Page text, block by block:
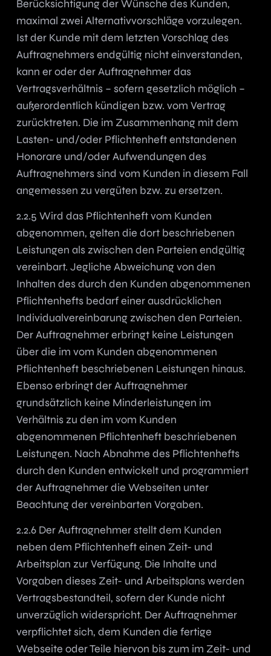
Berücksichtigung der Wünsche des Kunden,
maximal zwei Alternativvorschläge vorzulegen.
Ist der Kunde mit dem letzten Vorschlag des
Auftragnehmers endgültig nicht einverstanden,
kann er oder der Auftragnehmer das
Vertragsverhältnis – sofern gesetzlich möglich –
außerordentlich kündigen bzw. vom Vertrag
zurücktreten. Die im Zusammenhang mit dem
Lasten- und/oder Pflichtenheft entstandenen
Honorare und/oder Aufwendungen des
Auftragnehmers sind vom Kunden in diesem Fall
angemessen zu vergüten bzw. zu ersetzen.
2.2.5 Wird das Pflichtenheft vom Kunden
abgenommen, gelten die dort beschriebenen
Leistungen als zwischen den Parteien endgültig
vereinbart. Jegliche Abweichung von den
Inhalten des durch den Kunden abgenommenen
Pflichtenhefts bedarf einer ausdrücklichen
Individualvereinbarung zwischen den Parteien.
Der Auftragnehmer erbringt keine Leistungen
über die im vom Kunden abgenommenen
Pflichtenheft beschriebenen Leistungen hinaus.
Ebenso erbringt der Auftragnehmer
grundsätzlich keine Minderleistungen im
Verhältnis zu den im vom Kunden
abgenommenen Pflichtenheft beschriebenen
Leistungen. Nach Abnahme des Pflichtenhefts
durch den Kunden entwickelt und programmiert
der Auftragnehmer die Webseiten unter
Beachtung der vereinbarten Vorgaben.
2.2.6 Der Auftragnehmer stellt dem Kunden
neben dem Pflichtenheft einen Zeit- und
Arbeitsplan zur Verfügung. Die Inhalte und
Vorgaben dieses Zeit- und Arbeitsplans werden
Vertragsbestandteil, sofern der Kunde nicht
unverzüglich widerspricht. Der Auftragnehmer
verpflichtet sich, dem Kunden die fertige
Webseite oder Teile hiervon bis zum im Zeit- und